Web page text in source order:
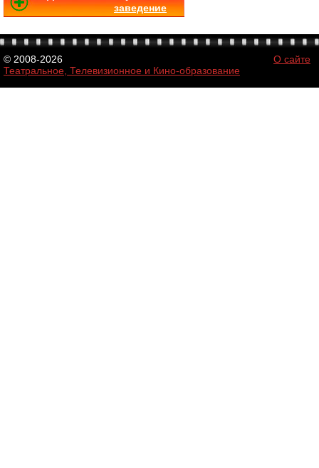
заведение
© 2008-2026
Театральное, Телевизионное и Кино-образование
О сайте